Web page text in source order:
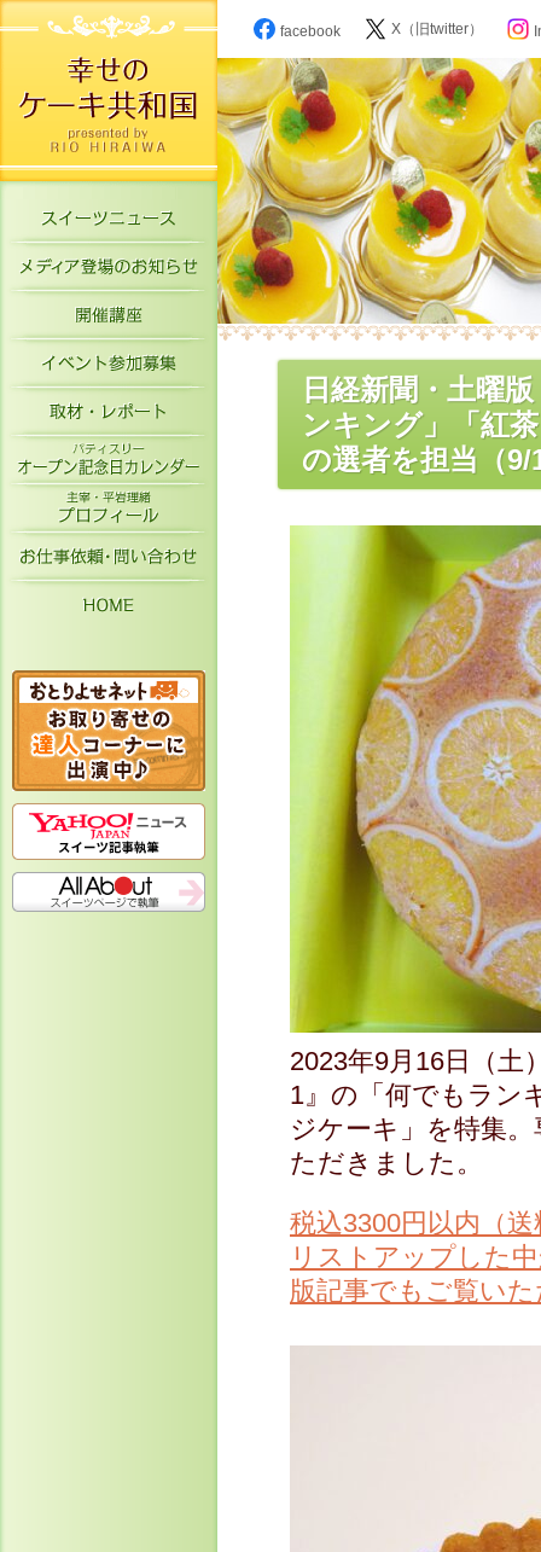
スイーツニュース
メディア登場のお知らせ
開催講座
イベント参加募集
取材・レポート
パティスリーオープン記念日カレン
お仕事依頼・お問い合わせ
facebook X（旧twitter）
日経新聞・土曜
ンキング」「紅
の選者を担当（9/
2023年9月16日（土
1』の「何でもラン
ジケーキ」を特集
ただきました。
税込3300円以内（
リストアップした
版記事でもご覧い